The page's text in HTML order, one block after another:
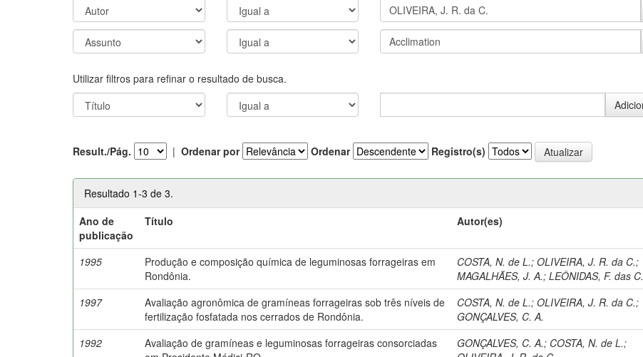
Utilizar filtros para refinar o resultado de busca.
Result./Pág. | Ordenar por Ordenar Registro(s)
Resultado 1-3 de 3.
Ano de
publicação
Título Autor(es)
1995
Produção e composição química de leguminosas forrageiras em
Rondônia.
COSTA, N. de L.;OLIVEIRA, J. R. da C.;
MAGALHÃES, J. A.;LEÔNIDAS, F. das C.
1997
Avaliação agronômica de gramíneas forrageiras sob três níveis de
fertilização fosfatada nos cerrados de Rondônia.
COSTA, N. de L.;OLIVEIRA, J. R. da C.;
GONÇALVES, C. A.
1992
Avaliação de gramíneas e leguminosas forrageiras consorciadas
GONÇALVES, C. A.; COSTA, N. de L.;